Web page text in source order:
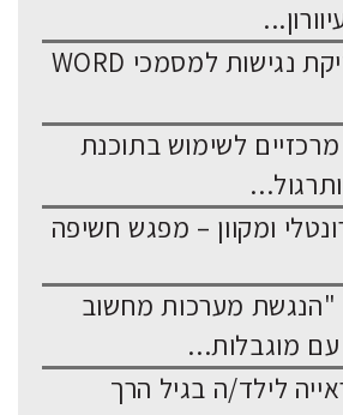
כיצד לבצע בדיקת נגישות למסמכי WORD
לשימוש בתוכנת
ומקוון – מפגש חשיפה
"הנגשת מערכות מחשוב
מוגבלות...
לילד/ה בגיל הרך